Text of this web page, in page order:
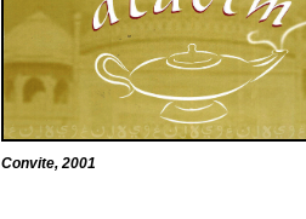
Convite, 2001